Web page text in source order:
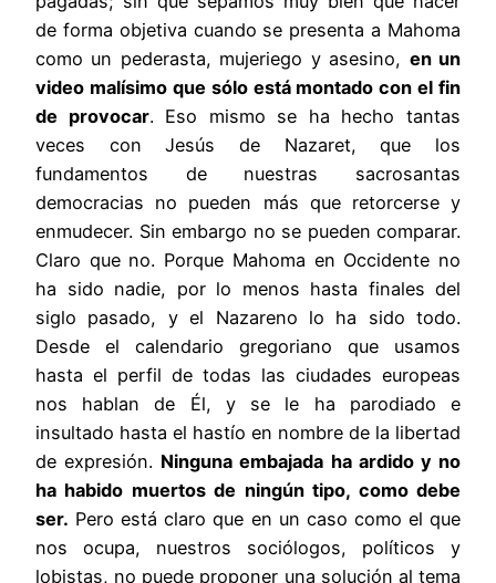
de forma objetiva cuando se presenta a Mahoma
como un pederasta, mujeriego y asesino, en un
video malísimo que sólo está montado con el fin
de provocar. Eso mismo se ha hecho tantas
veces con Jesús de Nazaret, que los
fundamentos de nuestras sacrosantas
democracias no pueden más que retorcerse y
enmudecer. Sin embargo no se pueden comparar.
Claro que no. Porque Mahoma en Occidente no
ha sido nadie, por lo menos hasta finales del
siglo pasado, y el Nazareno lo ha sido todo.
Desde el calendario gregoriano que usamos
hasta el perfil de todas las ciudades europeas
nos hablan de Él, y se le ha parodiado e
insultado hasta el hastío en nombre de la libertad
de expresión. Ninguna embajada ha ardido y no
ha habido muertos de ningún tipo, como debe
ser. Pero está claro que en un caso como el que
nos ocupa, nuestros sociólogos, políticos y
lobistas, no puede proponer una solución al tema